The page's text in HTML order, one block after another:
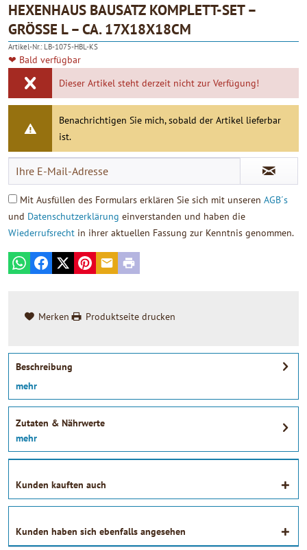
4.90
HEXENHAUS BAUSATZ KOMPLETT-SET –
GRÖSSE L – CA. 17X18X18CM
Artikel-Nr.: LB-1075-HBL-KS
❤ Bald verfügbar
Dieser Artikel steht derzeit nicht zur Verfügung!
Benachrichtigen Sie mich, sobald der Artikel lieferbar
ist.
Mit Ausfüllen des Formulars erklären Sie sich mit unseren AGB´s
und Datenschutzerklärung einverstanden und haben die
Wiederrufsrecht in ihrer aktuellen Fassung zur Kenntnis genommen.
WhatsAppFacebook
X PinterestE-mailPrint
Merken Produktseite drucken
Beschreibung
mehr
Zutaten & Nährwerte
mehr
Kunden kauften auch
Kunden haben sich ebenfalls angesehen